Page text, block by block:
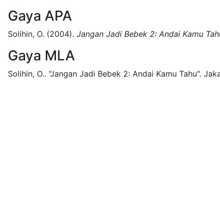
Gaya APA
Solihin, O. (2004). Jangan Jadi Bebek 2: Andai Kamu
Gaya MLA
Solihin, O.. "Jangan Jadi Bebek 2: Andai Kamu Tahu".